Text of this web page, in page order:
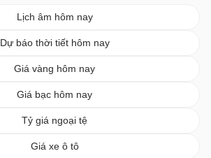
Lịch âm hôm nay
Dự báo thời tiết hôm nay
Giá vàng hôm nay
Giá bạc hôm nay
Tỷ giá ngoại tệ
Giá xe ô tô